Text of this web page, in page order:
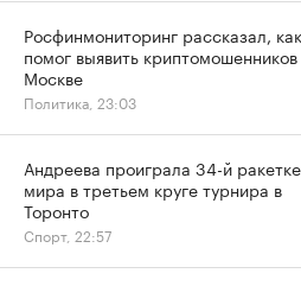
Росфинмониторинг рассказал, как
помог выявить криптомошенников
Москве
Политика, 23:03
Андреева проиграла 34-й ракетке
мира в третьем круге турнира в
Торонто
Спорт, 22:57